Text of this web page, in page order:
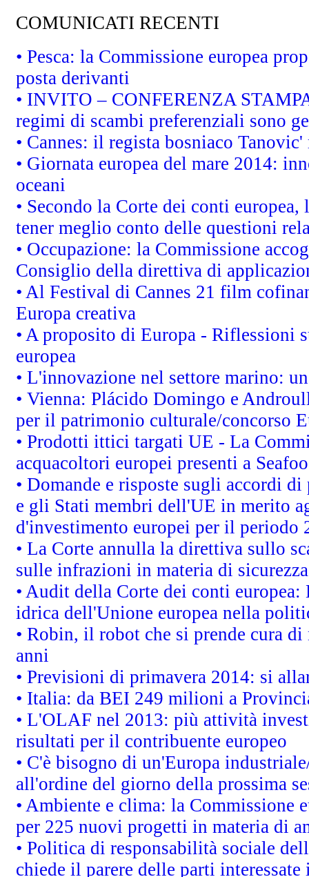
COMUNICATI RECENTI
• Pesca: la Commissione europea
posta derivanti
• INVITO – CONFERENZA
regimi di scambi preferenziali sono
• Cannes: il regista bosniaco
• Giornata europea del mare 2014:
oceani
• Secondo la Corte dei conti
tener meglio conto delle questioni
• Occupazione: la Commissione
Consiglio della direttiva di
• Al Festival di Cannes 21 film
Europa creativa
• A proposito di Europa - Riflessioni
europea
• L'innovazione nel settore marino:
• Vienna: Plácido Domingo e
per il patrimonio culturale/concorso
• Prodotti ittici targati UE - La
acquacoltori europei presenti a
• Domande e risposte sugli accordi
e gli Stati membri dell'UE in merito
d'investimento europei per il periodo
• La Corte annulla la direttiva sullo
sulle infrazioni in materia di
• Audit della Corte dei conti
idrica dell'Unione europea nella
• Robin, il robot che si prende cura
anni
• Previsioni di primavera 2014: si
• Italia: da BEI 249 milioni a
• L'OLAF nel 2013: più attività
risultati per il contribuente europeo
• C'è bisogno di un'Europa
all'ordine del giorno della prossima
• Ambiente e clima: la Commissione
per 225 nuovi progetti in materia di
• Politica di responsabilità sociale
chiede il parere delle parti